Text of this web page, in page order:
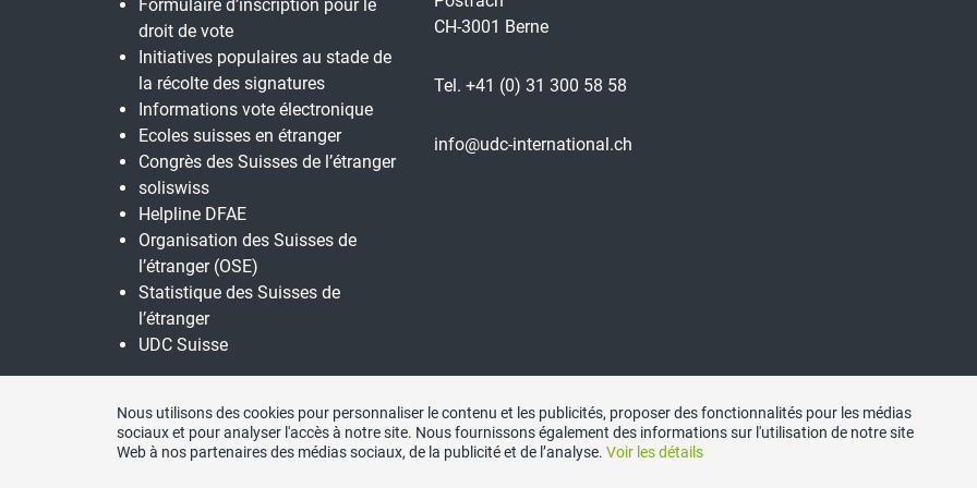
Formulaire d’inscription pour le
droit de vote
Initiatives populaires au stade de
la récolte des signatures
Informations vote électronique
Ecoles suisses en étranger
Congrès des Suisses de l’étranger
soliswiss
Helpline DFAE
Organisation des Suisses de
l’étranger (OSE)
Statistique des Suisses de
l’étranger
UDC Suisse
CH-3001 Berne
Tel. +41 (0) 31 300 58 58
info@udc-international.ch
Nous utilisons des cookies pour personnaliser le contenu et les publicités, proposer des fonctionnalités pour les médias
sociaux et pour analyser l'accès à notre site. Nous fournissons également des informations sur l'utilisation de notre site
Web à nos partenaires des médias sociaux, de la publicité et de l’analyse. Voir les détails